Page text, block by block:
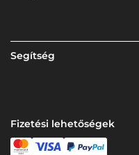
Segítség
Fizetési lehetőségek